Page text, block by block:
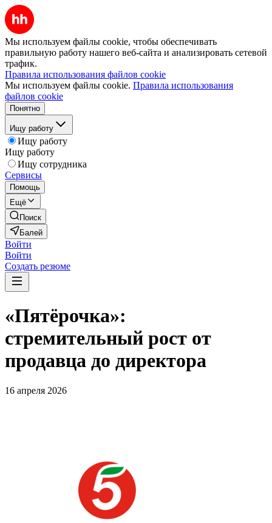
Мы используем файлы cookie, чтобы обеспечивать
правильную работу нашего веб-сайта и анализировать сетевой
трафик.
Правила использования файлов cookie
Мы используем файлы cookie. Правила использования
файлов cookie
Понятно
Ищу работу
Ищу работу
Ищу работу
Ищу сотрудника
Сервисы
Помощь
Ещё
Поиск
Балей
Войти
Войти
Создать резюме
«Пятёрочка»:
стремительный рост от
продавца до директора
16 апреля 2026